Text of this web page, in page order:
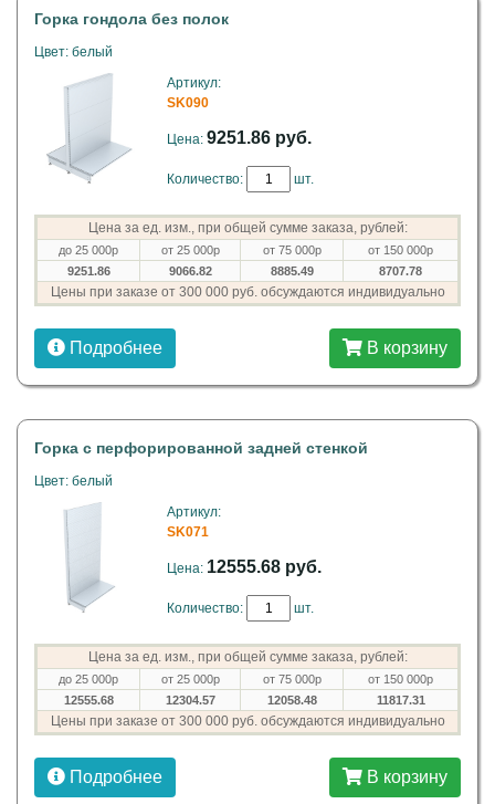
Горка гондола без полок
Цвет: белый
Артикул:
SK090
Цена: 9251.86 руб.
Количество: шт.
Цена за ед. изм., при общей сумме заказа, рублей:
до 25 000р от 25 000р от 75 000р
от 150 000р
9251.86
9066.82 8885.49 8707.78
Цены при заказе от 300 000 руб. обсуждаются индивидуально
Подробнее В корзину
Горка с перфорированной задней стенкой
Цвет: белый
Артикул:
SK071
Цена: 12555.68 руб.
Количество: шт.
Цена за ед. изм., при общей сумме заказа, рублей:
до 25 000р от 25 000р от 75 000р
от 150 000р
12555.68
12304.57 12058.48 11817.31
Цены при заказе от 300 000 руб. обсуждаются индивидуально
Подробнее В корзину